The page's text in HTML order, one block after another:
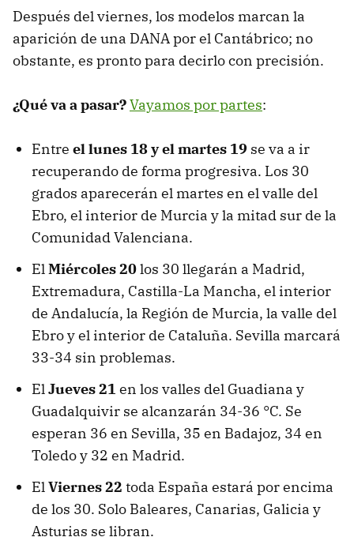
Después del viernes, los modelos marcan la
aparición de una DANA por el Cantábrico; no
obstante, es pronto para decirlo con precisión.
¿Qué va a pasar?Vayamos por partes:
Entre el lunes 18 y el martes 19 se va a ir
recuperando de forma progresiva. Los 30
grados aparecerán el martes en el valle del
Ebro, el interior de Murcia y la mitad sur de la
Comunidad Valenciana.
ElMiércoles 20los 30 llegarán a Madrid,
Extremadura, Castilla-La Mancha, el interior
de Andalucía, la Región de Murcia, la valle del
Ebro y el interior de Cataluña. Sevilla marcará
33-34 sin problemas.
ElJueves 21 en los valles del Guadiana y
Guadalquivir se alcanzarán 34-36 °C. Se
esperan 36 en Sevilla, 35 en Badajoz, 34 en
Toledo y 32 en Madrid.
ElViernes 22 toda España estará por encima
de los 30. Solo Baleares, Canarias, Galicia y
Asturias se libran.